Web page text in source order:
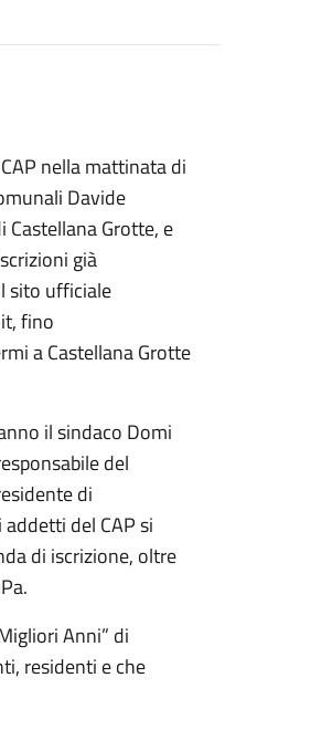
nella mattinata di
Davide
Castellana Grotte, e
già
sito ufficiale
fino
a Castellana Grotte
il sindaco Domi
del
di
del CAP si
di iscrizione, oltre
Anni” di
residenti e che